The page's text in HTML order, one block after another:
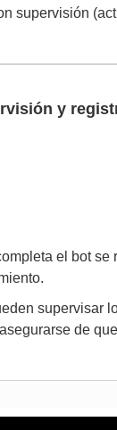
supervisión
y
el bot se
supervisar
de